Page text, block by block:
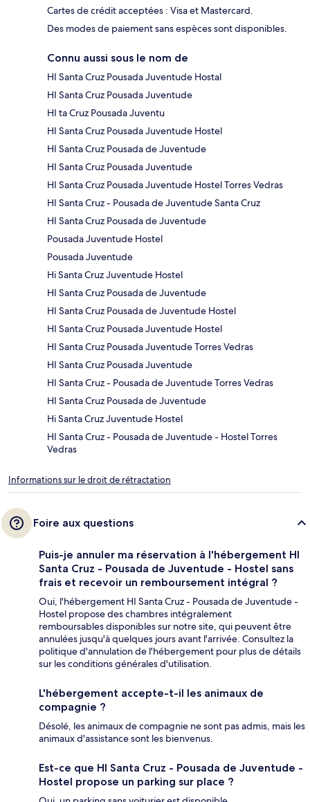
Cartes de crédit acceptées : Visa et Mastercard.
Des modes de paiement sans espèces sont disponibles.
Connu aussi sous le nom de
HI Santa Cruz Pousada Juventude Hostal
HI Santa Cruz Pousada Juventude
HI ta Cruz Pousada Juventu
HI Santa Cruz Pousada Juventude Hostel
HI Santa Cruz Pousada de Juventude
HI Santa Cruz Pousada Juventude
HI Santa Cruz Pousada Juventude Hostel Torres Vedras
HI Santa Cruz - Pousada de Juventude Santa Cruz
HI Santa Cruz Pousada de Juventude
Pousada Juventude Hostel
Pousada Juventude
Hi Santa Cruz Juventude Hostel
HI Santa Cruz Pousada de Juventude
HI Santa Cruz Pousada de Juventude Hostel
HI Santa Cruz Pousada Juventude Hostel
HI Santa Cruz Pousada Juventude Torres Vedras
HI Santa Cruz Pousada Juventude
HI Santa Cruz - Pousada de Juventude Torres Vedras
HI Santa Cruz Pousada de Juventude
Hi Santa Cruz Juventude Hostel
HI Santa Cruz - Pousada de Juventude - Hostel Torres
Vedras
Informations sur le droit de rétractation
Foire aux questions
Puis-je annuler ma réservation à l'hébergement HI
Santa Cruz - Pousada de Juventude - Hostel sans
frais et recevoir un remboursement intégral ?
Oui, l'hébergement HI Santa Cruz - Pousada de Juventude -
Hostel propose des chambres intégralement
remboursables disponibles sur notre site, qui peuvent être
annulées jusqu'à quelques jours avant l'arrivée. Consultez la
politique d'annulation de l'hébergement pour plus de détails
sur les conditions générales d'utilisation.
L'hébergement accepte-t-il les animaux de
compagnie ?
Désolé, les animaux de compagnie ne sont pas admis, mais les
animaux d'assistance sont les bienvenus.
Est-ce que HI Santa Cruz - Pousada de Juventude -
Hostel propose un parking sur place ?